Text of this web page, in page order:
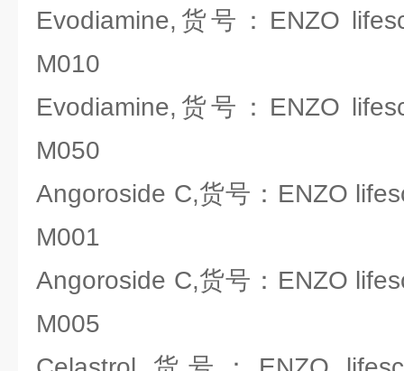
Evodiamine,货号：ENZO
M010
Evodiamine,货号：ENZO
M050
Angoroside C,货号：ENZO
M001
Angoroside C,货号：ENZO
M005